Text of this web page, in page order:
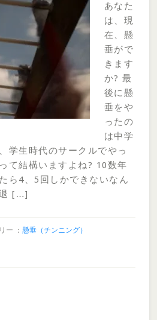
あなた
は、現
在、懸
垂がで
きます
か? 最
後に懸
垂をや
ったの
は中学
学生時代のサークルでやっ
て結構いますよね? 10数年
ら4、5回しかできないなん
退 […]
ー ： 懸垂（チンニング）